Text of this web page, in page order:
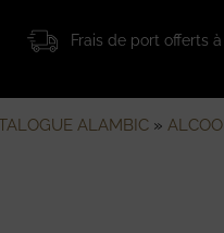
Frais de port offerts
ALAMBIC»